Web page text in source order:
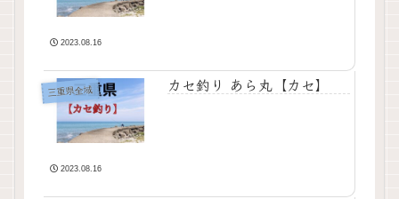
2023.08.16
三重県全域 カセ釣り あら丸【カセ】
2023.08.16